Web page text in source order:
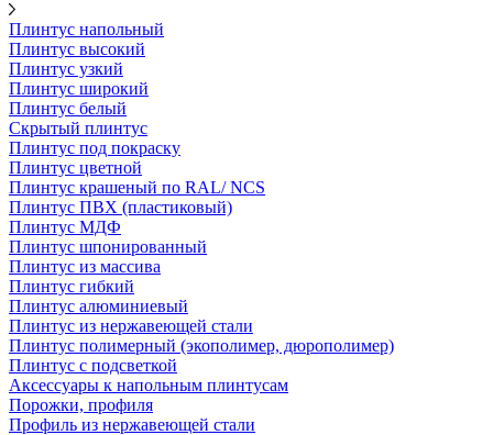
Плинтус напольный
Плинтус высокий
Плинтус узкий
Плинтус широкий
Плинтус белый
Скрытый плинтус
Плинтус под покраску
Плинтус цветной
Плинтус крашеный по RAL/ NCS
Плинтус ПВХ (пластиковый)
Плинтус МДФ
Плинтус шпонированный
Плинтус из массива
Плинтус гибкий
Плинтус алюминиевый
Плинтус из нержавеющей стали
Плинтус полимерный (экополимер, дюрополимер)
Плинтус с подсветкой
Аксессуары к напольным плинтусам
Порожки, профиля
Профиль из нержавеющей стали